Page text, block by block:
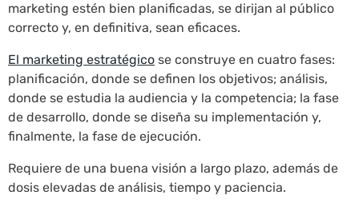
marketing estén bien planificadas, se dirijan al público
correcto y, en definitiva, sean eficaces.
El marketing estratégico se construye en cuatro fases:
planificación, donde se definen los objetivos; análisis,
donde se estudia la audiencia y la competencia; la fase
de desarrollo, donde se diseña su implementación y,
finalmente, la fase de ejecución.
Requiere de una buena visión a largo plazo, además de
dosis elevadas de análisis, tiempo y paciencia.